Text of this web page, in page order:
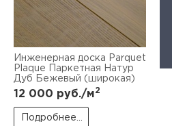
Инженерная доска Parquet
Plaque Паркетная Натур
Дуб Бежевый (широкая)
12 000 руб./м2
Подробнее...